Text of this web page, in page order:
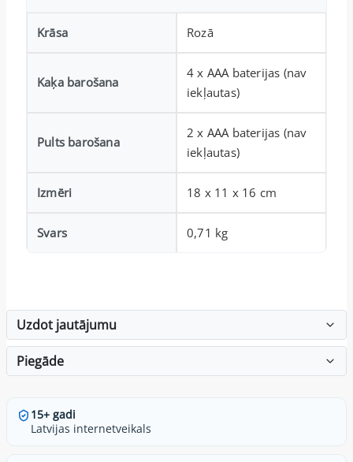
Krāsa Rozā
Kaķa barošana
4 x AAA baterijas (nav
iekļautas)
Pults barošana
2 x AAA baterijas (nav
iekļautas)
Izmēri 18 x 11 x 16 cm
Svars 0,71 kg
Uzdot jautājumu
Piegāde
15+ gadi
Latvijas internetveikals